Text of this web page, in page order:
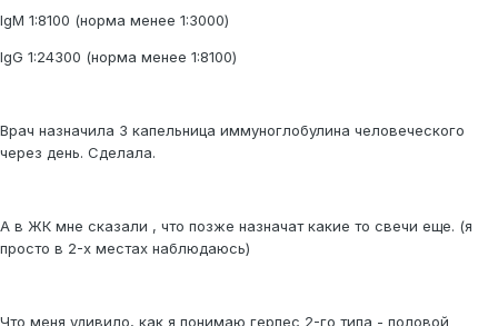
IgM 1:8100 (норма менее 1:3000)
IgG 1:24300 (норма менее 1:8100)
Врач назначила 3 капельница иммуноглобулина человеческого
через день. Сделала.
А в ЖК мне сказали , что позже назначат какие то свечи еще. (я
просто в 2-х местах наблюдаюсь)
Что меня удивило, как я понимаю герпес 2-го типа - половой